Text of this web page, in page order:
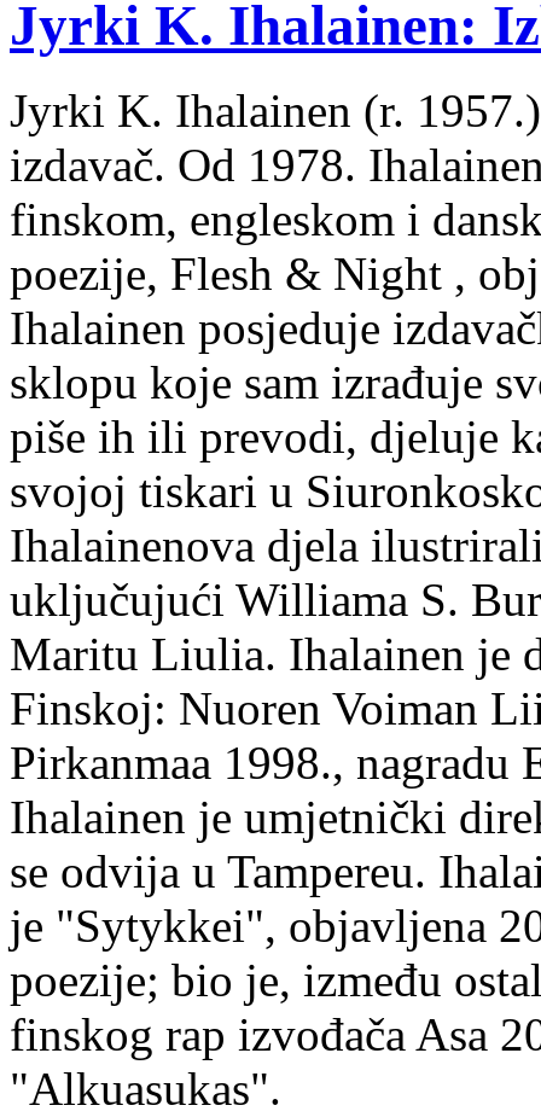
Jyrki K. Ihalainen:
Jyrki K. Ihalainen (r.
izdavač. Od 1978.
finskom, engleskom i
poezije, Flesh & Night ,
Ihalainen posjeduje
sklopu koje sam izrađuje
piše ih ili prevodi, djeluje
svojoj tiskari u
Ihalainenova djela
uključujući Williama S.
Maritu Liulia. Ihalainen je
Finskoj: Nuoren Voiman
Pirkanmaa 1998.,
Ihalainen je umjetnički
se odvija u Tampereu.
je "Sytykkei", objavljena
poezije; bio je, između
finskog rap izvođača Asa
"Alkuasukas".